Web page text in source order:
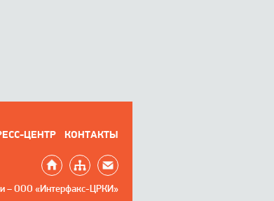
ЦЕНТР КОНТАКТЫ
– ООО «Интерфакс-ЦРКИ»